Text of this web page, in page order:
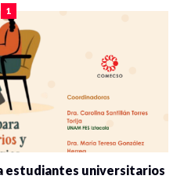
1
estudiantes universitarios